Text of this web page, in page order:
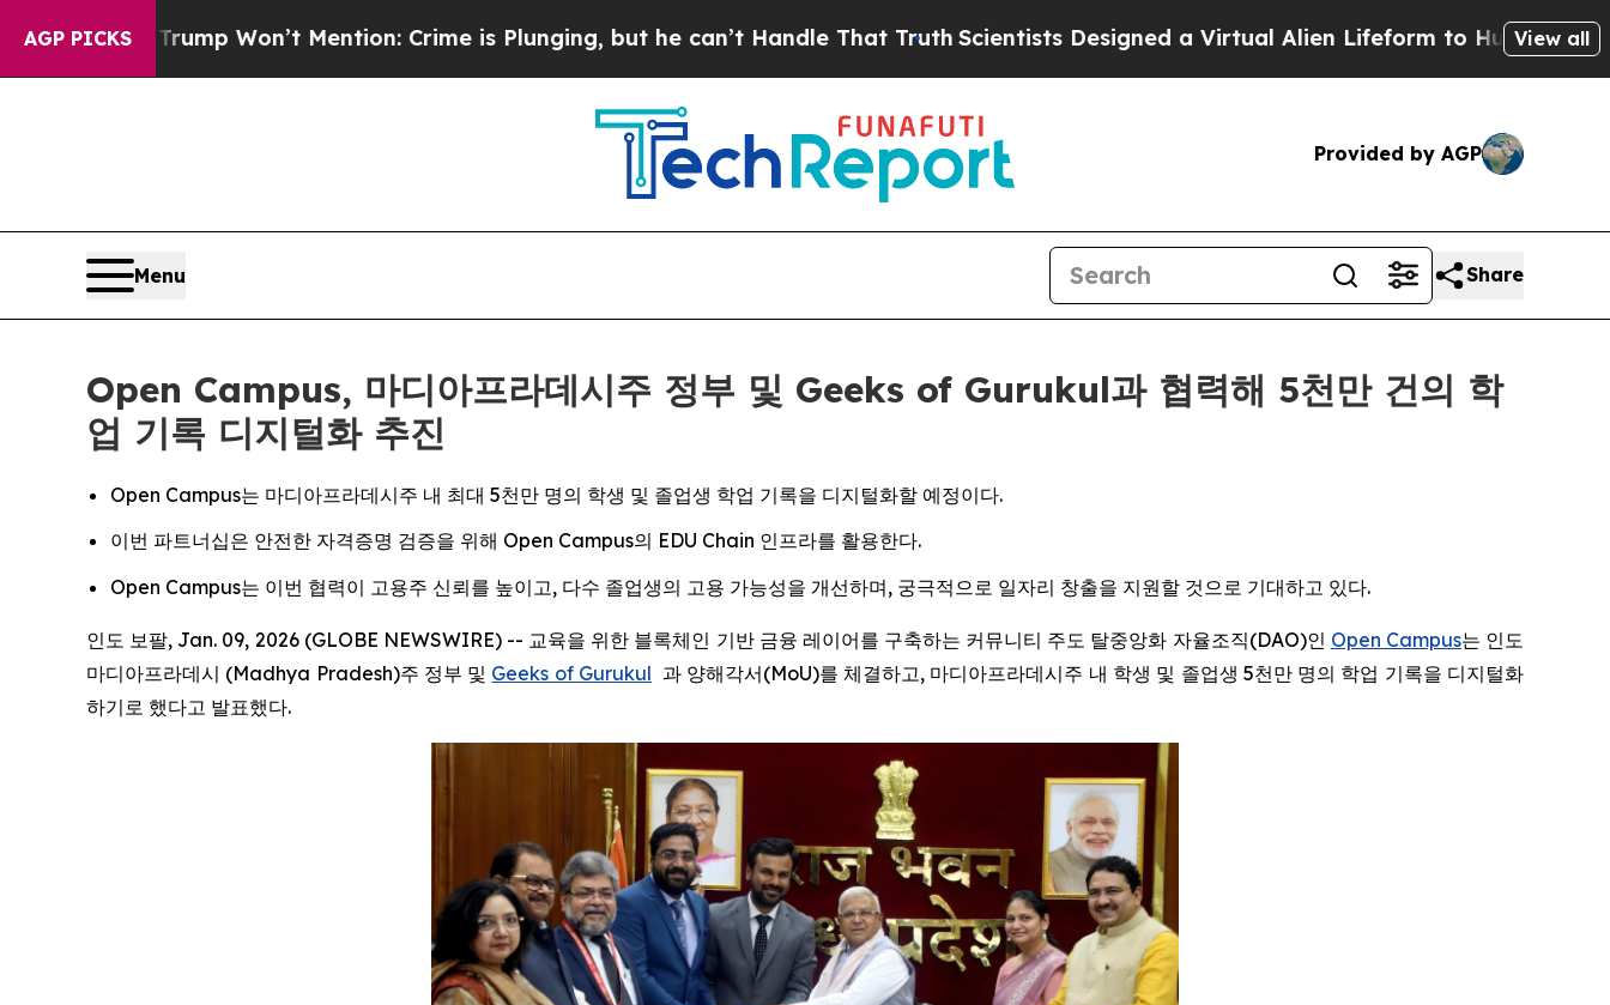
AGP PICKS
Trump Won’t Mention: Crime is Plunging, but he can’t Handle That Truth Scientists Designed a Virtual Alien Lifeform to Hunt for View all
Provided by AGP
Menu Share
Open Campus, 마디아프라데시주 정부 및 Geeks of Gurukul과 협력해 5천만 건의 학
업 기록 디지털화 추진
Open Campus는 마디아프라데시주 내 최대 5천만 명의 학생 및 졸업생 학업 기록을 디지털화할 예정이다.
이번 파트너십은 안전한 자격증명 검증을 위해 Open Campus의 EDU Chain 인프라를 활용한다.
Open Campus는 이번 협력이 고용주 신뢰를 높이고, 다수 졸업생의 고용 가능성을 개선하며, 궁극적으로 일자리 창출을 지원할 것으로 기대하고 있다.
인도 보팔, Jan. 09, 2026 (GLOBE NEWSWIRE) -- 교육을 위한 블록체인 기반 금융 레이어를 구축하는 커뮤니티 주도 탈중앙화 자율조직(DAO)인 Open Campus는 인도
마디아프라데시 (Madhya Pradesh)주 정부 및 Geeks of Gurukul 과 양해각서(MoU)를 체결하고, 마디아프라데시주 내 학생 및 졸업생 5천만 명의 학업 기록을 디지털화
하기로 했다고 발표했다.